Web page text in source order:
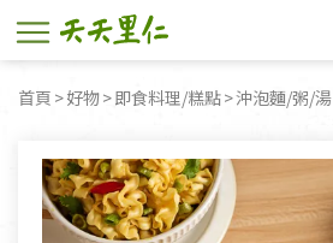
首頁 好物 即食料理/糕點 沖泡麵/粥/湯